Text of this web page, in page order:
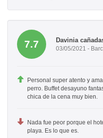
7.7 Davinia
03/05/2021 -
Personal super atento y
perro. Buffet desayuno
chica de la cena muy bien.
Nada fue peor porque el
playa. Es lo que es.